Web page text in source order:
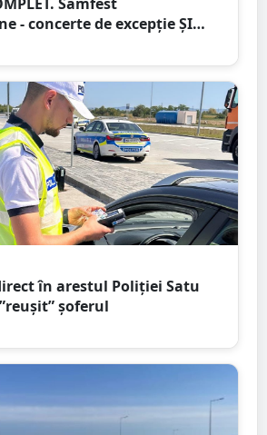
- concerte de excepție ȘI
inima municipiului Satu
în arestul Poliției Satu
șoferul